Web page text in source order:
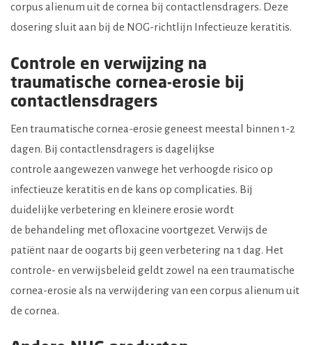
corpus alienum uit de cornea bij contactlensdragers. Deze
dosering sluit aan bij de NOG-richtlijn Infectieuze keratitis.
Controle en verwijzing na
traumatische cornea-erosie bij
contactlensdragers
Een traumatische cornea-erosie geneest meestal binnen 1-2
dagen. Bij contactlensdragers is dagelijkse
controle aangewezen vanwege het verhoogde risico op
infectieuze keratitis en de kans op complicaties. Bij
duidelijke verbetering en kleinere erosie wordt
de behandeling met ofloxacine voortgezet. Verwijs de
patiënt naar de oogarts bij geen verbetering na 1 dag. Het
controle- en verwijsbeleid geldt zowel na een traumatische
cornea-erosie als na verwijdering van een corpus alienum uit
de cornea.